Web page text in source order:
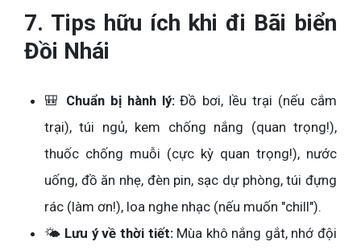
7. Tips hữu ích khi đi Bãi biển
Đồi Nhái
🎒 Chuẩn bị hành lý:Đồ bơi, lều trại (nếu cắm
trại), túi ngủ, kem chống nắng (quan trọng!),
thuốc chống muỗi (cực kỳ quan trọng!), nước
uống, đồ ăn nhẹ, đèn pin, sạc dự phòng, túi đựng
rác (làm ơn!), loa nghe nhạc (nếu muốn "chill").
🌤️ Lưu ý về thời tiết:Mùa khô nắng gắt, nhớ đội